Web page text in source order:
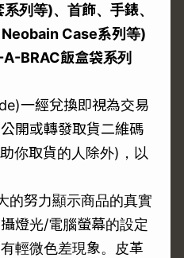
系列等)、首飾、手錶、
Neobain Case系列等)
A-BRAC飯盒袋系列
一經兌換即視為交易
開或轉發取貨二維碼
你取貨的人除外)，以
的努力顯示商品的真實
燈光/電腦螢幕的設定
輕微色差現象。皮革